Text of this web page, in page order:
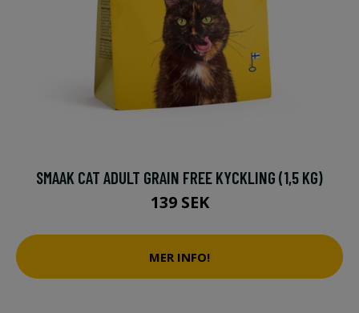
SMAAK CAT ADULT GRAIN FREE KYCKLING (1,5 KG)
139 SEK
MER INFO!